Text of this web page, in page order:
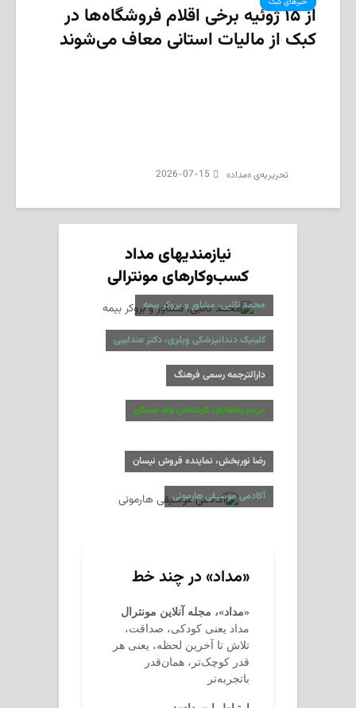
از ۱۵ ژوئیه برخی اقلام فروشگاه‌ها در
کبک از مالیات استانی معاف می‌شوند
تحریریه‌ی «مداد» 2026-07-15
نیازمندیهای مداد
کسب‌وکارهای مونترالی
محمد تائبی، مشاور و بروکر بیمه
کلینیک دندانپزشکی ویلری، دکتر عندلیبی
دارالترجمه رسمی فرهنگ
مریم رمضانلو، کارشناس وام مسکن
رضا نوربخش، نماینده فروش نیسان
آکادمی موسیقی هارمونی
«مداد» در چند خط
«مداد»، مجله آنلاین مونترال
مداد یعنی کودکی، صداقت،
تلاش تا آخرین لحظه، یعنی هر
قدر کوچک‌تر، همان‌قدر
باتجربه‌تر